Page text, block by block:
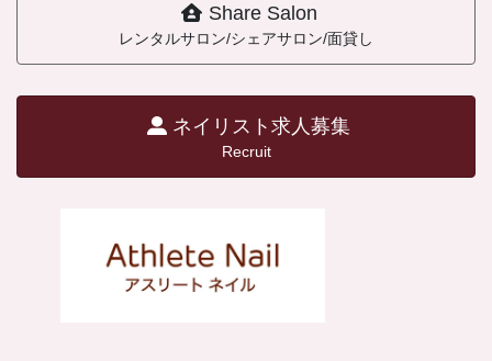
Share Salon
レンタルサロン/シェアサロン/面貸し
ネイリスト求人募集
Recruit